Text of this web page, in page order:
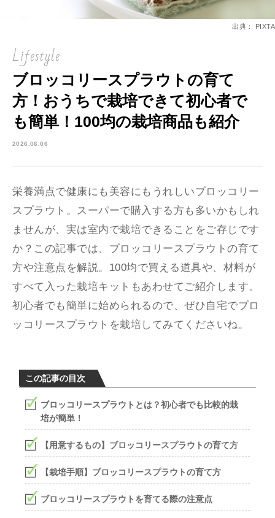
出典： PIXTA
Lifestyle
ブロッコリースプラウトの育て
方！おうちで栽培できて初心者で
も簡単！100均の栽培商品も紹介
2026.06.06
栄養満点で健康にも美容にもうれしいブロッコリー
スプラウト。スーパーで購入する方も多いかもしれ
ませんが、実は室内で栽培できることをご存じです
か？この記事では、ブロッコリースプラウトの育て
方や注意点を解説。100均で買える道具や、材料が
すべて入った栽培キットもあわせてご紹介します。
初心者でも簡単に始められるので、ぜひ自宅でブロ
ッコリースプラウトを栽培してみてくださいね。
この記事の目次
ブロッコリースプラウトとは？初心者でも比較的栽
培が簡単！
【用意するもの】ブロッコリースプラウトの育て方
【栽培手順】ブロッコリースプラウトの育て方
ブロッコリースプラウトを育てる際の注意点